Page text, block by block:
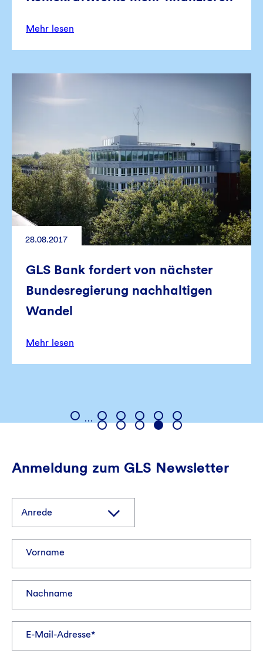
Mehr lesen
28.08.2017
GLS Bank fordert von nächster
Bundesregierung nachhaltigen
Wandel
Mehr lesen
…
Anmeldung zum GLS Newsletter
Vorname
Nachname
E-Mail-Adresse*